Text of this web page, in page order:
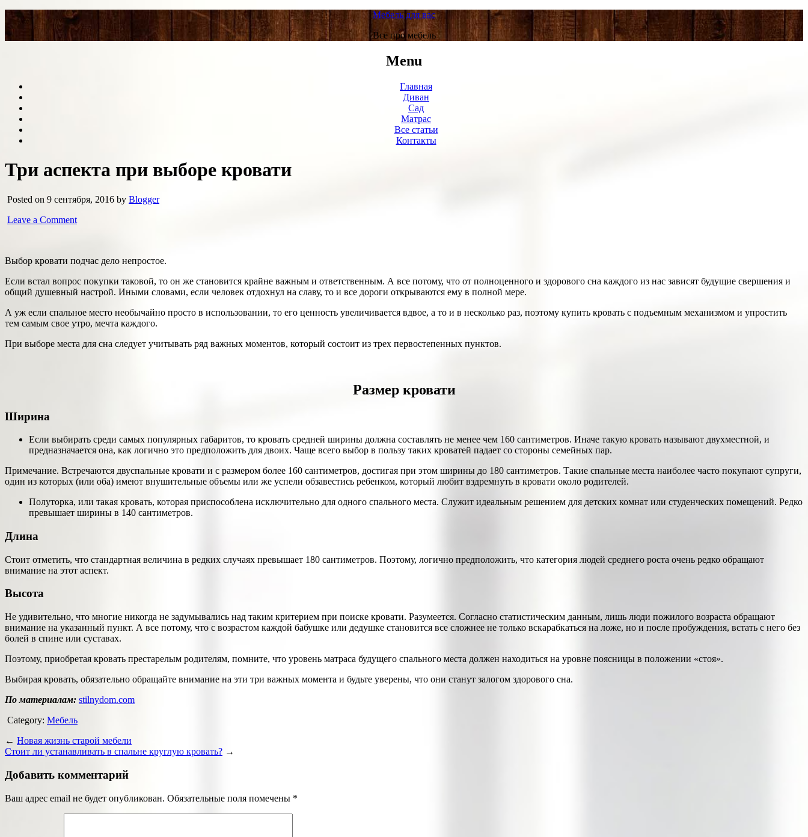
Мебель для вас
Все про мебель
Menu
Главная
Диван
Сад
Матрас
Все статьи
Контакты
Три аспекта при выборе кровати
Posted on 9 сентября, 2016 by Blogger
Leave a Comment
Выбор кровати подчас дело непростое.
Если встал вопрос покупки таковой, то он же становится крайне важным и ответственным. А все потому, что от полноценного и здорового сна каждого из нас зависят будущие свершения и
общий душевный настрой. Иными словами, если человек отдохнул на славу, то и все дороги открываются ему в полной мере.
А уж если спальное место необычайно просто в использовании, то его ценность увеличивается вдвое, а то и в несколько раз, поэтому купить кровать с подъемным механизмом и упростить
тем самым свое утро, мечта каждого.
При выборе места для сна следует учитывать ряд важных моментов, который состоит из трех первостепенных пунктов.
Размер кровати
Ширина
Если выбирать среди самых популярных габаритов, то кровать средней ширины должна составлять не менее чем 160 сантиметров. Иначе такую кровать называют двухместной, и
предназначается она, как логично это предположить для двоих. Чаще всего выбор в пользу таких кроватей падает со стороны семейных пар.
Примечание. Встречаются двуспальные кровати и с размером более 160 сантиметров, достигая при этом ширины до 180 сантиметров. Такие спальные места наиболее часто покупают супруги,
один из которых (или оба) имеют внушительные объемы или же успели обзавестись ребенком, который любит вздремнуть в кровати около родителей.
Полуторка, или такая кровать, которая приспособлена исключительно для одного спального места. Служит идеальным решением для детских комнат или студенческих помещений. Редко
превышает ширины в 140 сантиметров.
Длина
Стоит отметить, что стандартная величина в редких случаях превышает 180 сантиметров. Поэтому, логично предположить, что категория людей среднего роста очень редко обращают
внимание на этот аспект.
Высота
Не удивительно, что многие никогда не задумывались над таким критерием при поиске кровати. Разумеется. Согласно статистическим данным, лишь люди пожилого возраста обращают
внимание на указанный пункт. А все потому, что с возрастом каждой бабушке или дедушке становится все сложнее не только вскарабкаться на ложе, но и после пробуждения, встать с него без
болей в спине или суставах.
Поэтому, приобретая кровать престарелым родителям, помните, что уровень матраса будущего спального места должен находиться на уровне поясницы в положении «стоя».
Выбирая кровать, обязательно обращайте внимание на эти три важных момента и будьте уверены, что они станут залогом здорового сна.
По материалам: stilnydom.com
Category: Мебель
← Новая жизнь старой мебели
Стоит ли устанавливать в спальне круглую кровать? →
Добавить комментарий
Ваш адрес email не будет опубликован. Обязательные поля помечены *